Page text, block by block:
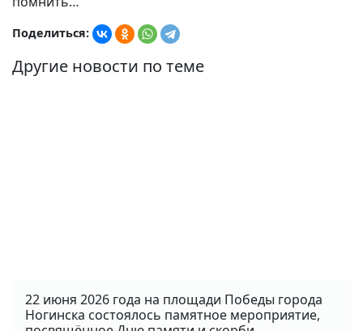
Поделиться:
Другие новости по теме
22 июня 2026 года на площади Победы города
Ногинска состоялось памятное мероприятие,